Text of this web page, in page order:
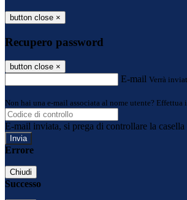
button close ×
Recupero password
button close ×
E-mail Verrà
Non hai una e-mail associata al nome utente? Effettua
E-mail inviata, si prega di controllare la
Errore
Chiudi
Successo